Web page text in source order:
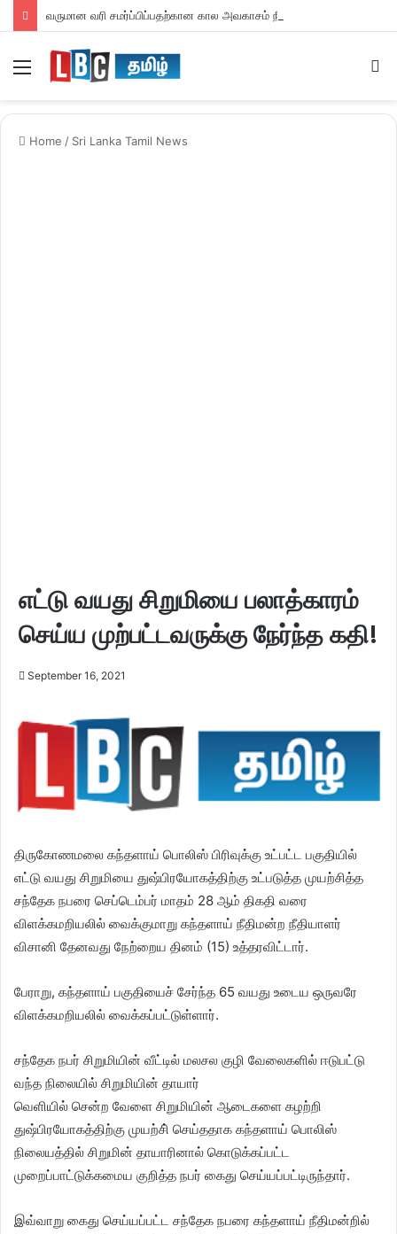
வருமான வரி சமர்ப்பிப்பதற்கான கால அவகாசம் நீடிப்பு
Home / Sri Lanka Tamil News
எட்டு வயது சிறுமியை பலாத்காரம்
செய்ய முற்பட்டவருக்கு நேர்ந்த கதி!
September 16, 2021
திருகோணமலை கந்தளாய் பொலிஸ் பிரிவுக்கு உட்பட்ட பகுதியில்
எட்டு வயது சிறுமியை துஷ்பிரயோகத்திற்கு உட்படுத்த முயற்சித்த
சந்தேக நபரை செப்டெம்பர் மாதம் 28 ஆம் திகதி வரை
விளக்கமறியலில் வைக்குமாறு கந்தளாய் நீதிமன்ற நீதியாளர்
விசானி தேனவது நேற்றைய தினம் (15) உத்தரவிட்டார்.
பேராறு, கந்தளாய் பகுதியைச் சேர்ந்த 65 வயது உடைய ஒருவரே
விளக்கமறியலில் வைக்கப்பட்டுள்ளார்.
சந்தேக நபர் சிறுமியின் வீட்டில் மலசல குழி வேலைகளில் ஈடுபட்டு
வந்த நிலையில் சிறுமியின் தாயார்
வெளியில் சென்ற வேளை சிறுமியின் ஆடைகளை கழற்றி
துஷ்பிரயோகத்திற்கு முயற்சி் செய்ததாக கந்தளாய் பொலிஸ்
நிலையத்தில் சிறுமின் தாயாரினால் கொடுக்கப்பட்ட
முறைப்பாட்டுக்கமைய குறித்த நபர் கைது செய்யப்பட்டிருந்தார்.
இவ்வாறு கைது செய்யப்பட்ட சந்தேக நபரை கந்தளாய் நீதிமன்றில்